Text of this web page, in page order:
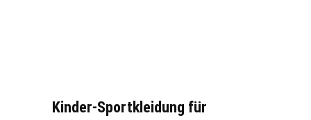
Kinder-Sportkleidung für